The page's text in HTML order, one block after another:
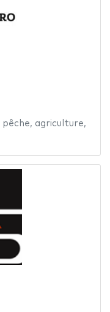
pêche, agriculture,